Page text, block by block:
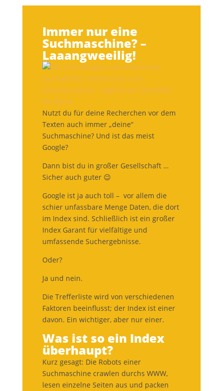
Immer nur eine
Suchmaschine? –
Laaangweeilig!
Nutzt du für deine Recherchen vor dem
Texten auch immer „deine“
Suchmaschine? Und ist das meist
Google?
Dann bist du in großer Gesellschaft …
Sicher auch guter 😉
Google ist ja auch toll – vor allem die
schier unfassbare Menge Daten, die dort
im Index sind. Schließlich ist ein großer
Index Garant für vielfältige und
umfassende Suchergebnisse.
Oder?
Ja und nein.
Die Trefferliste wird von verschiedenen
Faktoren beeinflusst; der Index ist einer
davon. Ein wichtiger, aber nur einer.
Was ist so ein Index
überhaupt?
Kurz gesagt: Die Robots einer
Suchmaschine crawlen durchs WWW,
lesen einzelne Seiten aus und packen